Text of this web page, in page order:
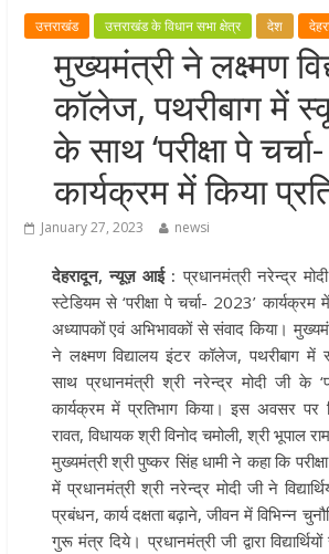
रहा है:
मुख्यमंत्री
लेकर कांवड़
शिवभक्तों पर
किया गया
धर्मनगरी
मंगलवार को
शुभारंभ,
भोजन
मुख्यमंत्री
बटालियन
संवाद कर
जानकारी
उत्तराखंड उत्तराखंड के विधान सभा क्षेत्र देश
मुख्यमंत्री ने लक्ष्मण
कॉलेज, पथरीबाग में
के साथ ‘परीक्षा पे
कार्यक्रम में किया
January 27, 2023 newsi
देहरादून, न्यूज़ आई : प्रधानमंत्री नरेन्द्र
स्टेडियम से ‘परीक्षा पे चर्चा- 2023’
अध्यापकों एवं अभिभावकों से संवाद किया।
ने लक्ष्मण विद्यालय इंटर कॉलेज, पथरीबाग
साथ प्रधानमंत्री श्री नरेन्द्र मोदी जी के
कार्यक्रम में प्रतिभाग किया। इस अवसर पर
रावत, विधायक श्री विनोद चमोली, श्री भूपाल
मुख्यमंत्री श्री पुष्कर सिंह धामी ने कहा कि
में प्रधानमंत्री श्री नरेन्द्र मोदी जी ने
प्रबंधन, कार्य दक्षता बढ़ाने, जीवन में विभिन्न
गुरू मंत्र दिये। प्रधानमंत्री जी द्वारा